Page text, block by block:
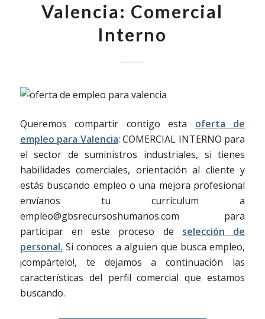
Valencia: Comercial
Interno
Queremos compartir contigo esta oferta de
empleo para Valencia: COMERCIAL INTERNO para
el sector de suministros industriales, si tienes
habilidades comerciales, orientación al cliente y
estás buscando empleo o una mejora profesional
envíanos tu currículum a
empleo@gbsrecursoshumanos.com para
participar en este proceso de selección de
personal. Si conoces a alguien que busca empleo,
¡compártelo!, te dejamos a continuación las
características del perfil comercial que estamos
buscando.